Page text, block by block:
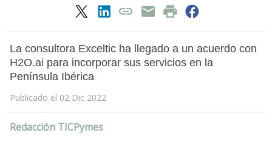
La consultora Exceltic ha llegado a un acuerdo con
H2O.ai para incorporar sus servicios en la
Península Ibérica
Publicado el 02 Dic 2022
Redacción TICPymes